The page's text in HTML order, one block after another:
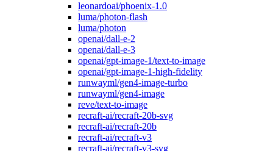
leonardoai/phoenix-1.0
luma/photon-flash
luma/photon
openai/dall-e-2
openai/dall-e-3
openai/gpt-image-1/text-to-image
openai/gpt-image-1-high-fidelity
runwayml/gen4-image-turbo
runwayml/gen4-image
reve/text-to-image
recraft-ai/recraft-20b-svg
recraft-ai/recraft-20b
recraft-ai/recraft-v3
recraft-ai/recraft-v3-svg